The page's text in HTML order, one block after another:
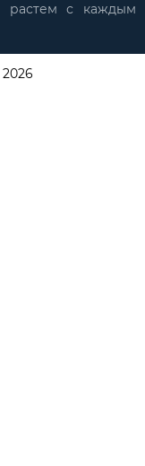
растем с каждым